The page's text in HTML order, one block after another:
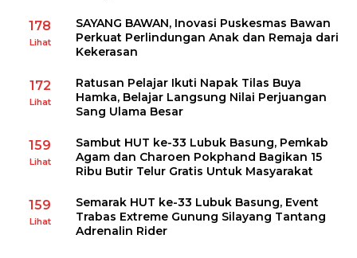
178
Lihat
SAYANG BAWAN, Inovasi Puskesmas Bawan
Perkuat Perlindungan Anak dan Remaja dari
Kekerasan
172
Lihat
Ratusan Pelajar Ikuti Napak Tilas Buya
Hamka, Belajar Langsung Nilai Perjuangan
Sang Ulama Besar
159
Lihat
Sambut HUT ke-33 Lubuk Basung, Pemkab
Agam dan Charoen Pokphand Bagikan 15
Ribu Butir Telur Gratis Untuk Masyarakat
159
Lihat
Semarak HUT ke-33 Lubuk Basung, Event
Trabas Extreme Gunung Silayang Tantang
Adrenalin Rider